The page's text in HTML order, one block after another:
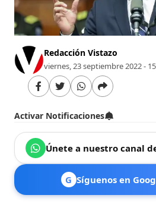
Redacción Vistazo
viernes, 23 septiembre 2022 -
Activar Notificaciones
Únete a nuestro canal
G Síguenos en